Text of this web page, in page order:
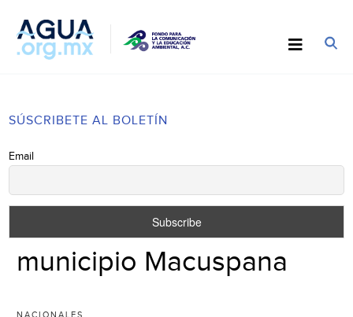
SÚSCRIBETE AL BOLETÍN
Email
municipio Macuspana
NACIONALES